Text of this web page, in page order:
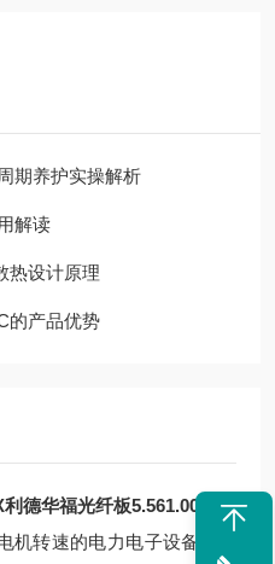
期养护实操解析
解读
热设计原理
的产品优势
利德华福光纤板5.561.009MX
机转速的电力电子设备，其